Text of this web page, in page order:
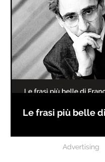
Le frasi più belle
Advertising